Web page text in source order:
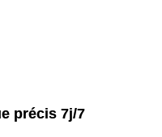
précis 7j/7